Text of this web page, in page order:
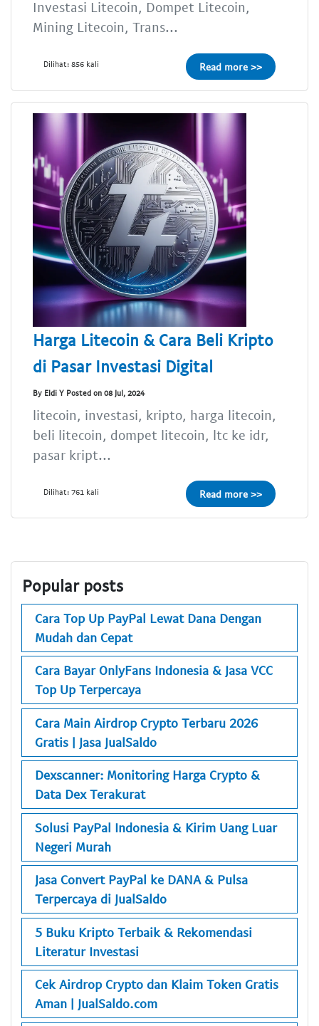
Investasi Litecoin, Dompet Litecoin,
Mining Litecoin, Trans...
Dilihat: 856 kali Read more >>
Harga Litecoin & Cara Beli Kripto
di Pasar Investasi Digital
By Eldi Y Posted on 08 Jul, 2024
litecoin, investasi, kripto, harga litecoin,
beli litecoin, dompet litecoin, ltc ke idr,
pasar kript...
Dilihat: 761 kali Read more >>
Popular posts
Cara Top Up PayPal Lewat Dana Dengan
Mudah dan Cepat
Cara Bayar OnlyFans Indonesia & Jasa VCC
Top Up Terpercaya
Cara Main Airdrop Crypto Terbaru 2026
Gratis | Jasa JualSaldo
Dexscanner: Monitoring Harga Crypto &
Data Dex Terakurat
Solusi PayPal Indonesia & Kirim Uang Luar
Negeri Murah
Jasa Convert PayPal ke DANA & Pulsa
Terpercaya di JualSaldo
5 Buku Kripto Terbaik & Rekomendasi
Literatur Investasi
Cek Airdrop Crypto dan Klaim Token Gratis
Aman | JualSaldo.com